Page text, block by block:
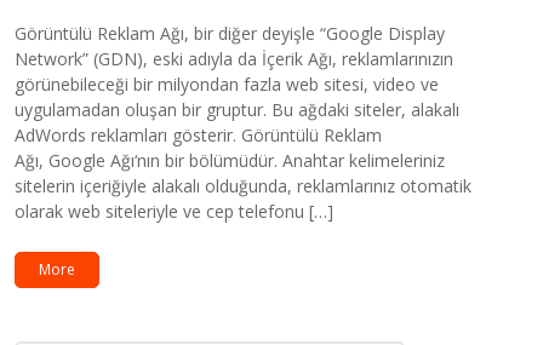
Görüntülü Reklam Ağı, bir diğer deyişle “Google Display
Network” (GDN), eski adıyla da İçerik Ağı, reklamlarınızın
görünebileceği bir milyondan fazla web sitesi, video ve
uygulamadan oluşan bir gruptur. Bu ağdaki siteler, alakalı
AdWords reklamları gösterir. Görüntülü Reklam
Ağı, Google Ağı‘nın bir bölümüdür. Anahtar kelimeleriniz
sitelerin içeriğiyle alakalı olduğunda, reklamlarınız otomatik
olarak web siteleriyle ve cep telefonu […]
More